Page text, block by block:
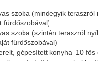
szoba (mindegyik teraszról
fürdőszobával)
szoba (szintén teraszról
fürdőszobával)
gépesített konyha, 10 fős